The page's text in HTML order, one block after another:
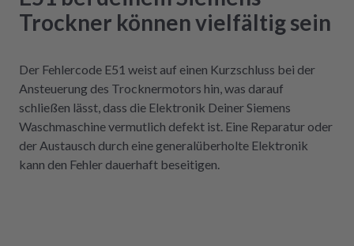
Trockner können vielfältig sein
Der Fehlercode E51 weist auf einen Kurzschluss bei der
Ansteuerung des Trocknermotors hin, was darauf
schließen lässt, dass die Elektronik Deiner Siemens
Waschmaschine vermutlich defekt ist. Eine Reparatur oder
der Austausch durch eine generalüberholte Elektronik
kann den Fehler dauerhaft beseitigen.